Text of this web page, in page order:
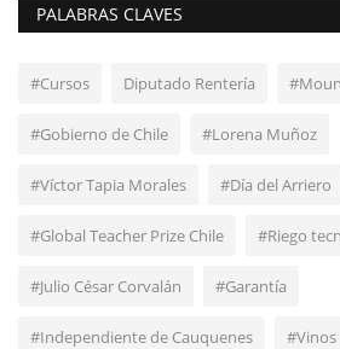
PALABRAS CLAVES
#Cursos Diputado Rentería
#Gobierno de Chile #Lorena Muñoz
#Víctor Tapia Morales #Día del Arriero
#Global Teacher Prize Chile #Riego
#Julio César Corvalán #Garantía
#Independiente de Cauquenes #Vinos